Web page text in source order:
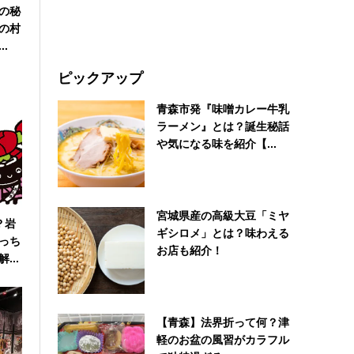
ピックアップ
青森市発『味噌カレー牛乳
ラーメン』とは？誕生秘話
や気になる味を紹介【...
宮城県産の高級大豆「ミヤ
ギシロメ」とは？味わえる
お店も紹介！
【青森】法界折って何？津
軽のお盆の風習がカラフル
秘
村
岩
ち
...